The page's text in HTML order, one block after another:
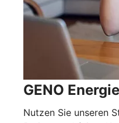
GENO Energie
Nutzen Sie unseren